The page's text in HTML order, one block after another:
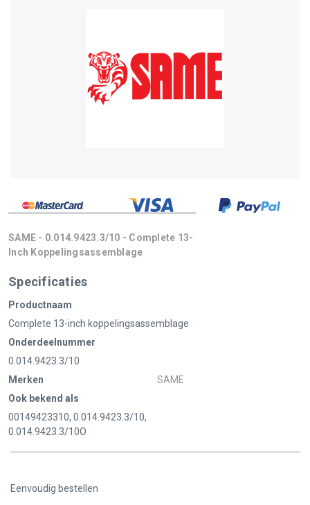
SAME - 0.014.9423.3/10 - Complete 13-
Inch Koppelingsassemblage
Specificaties
Productnaam
Complete 13-inch koppelingsassemblage
Onderdeelnummer
0.014.9423.3/10
Merken
SAME
Ook bekend als
00149423310, 0.014.9423.3/10,
0.014.9423.3/10O
Eenvoudig bestellen